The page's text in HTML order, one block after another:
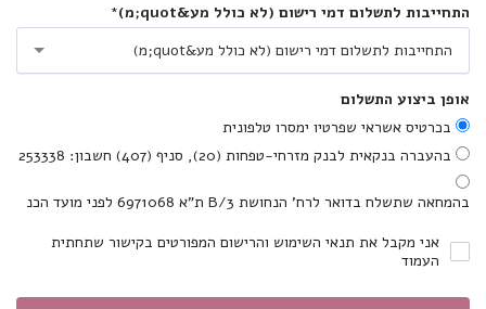
התחייבות לתשלום דמי רישום (לא כולל מע&quot;מ)
*
התחייבות לתשלום דמי רישום (לא כולל מע&quot;מ)
אופן ביצוע התשלום
בכרטיס אשראי שפרטיו ימסרו טלפונית
בהעברה בנקאית לבנק מזרחי-טפחות (20), סניף (407) חשבון: 253338
בהמחאה שתשלח בדואר לרח' הנחושת 3/B ת"א 6971068 לפני מועד הכנ
אני מקבל את תנאי השימוש והרישום המפורטים בקישור שתחתית
העמוד